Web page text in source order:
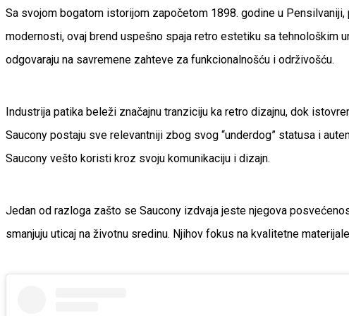
Sa svojom bogatom istorijom započetom 1898. godine u
modernosti, ovaj brend uspešno spaja retro estetiku sa tehnološkim
odgovaraju na savremene zahteve za funkcionalnošću i održivošću.
Industrija patika beleži značajnu tranziciju ka retro dizajnu, dok
Saucony postaju sve relevantniji zbog svog “underdog” statusa i
Saucony vešto koristi kroz svoju komunikaciju i dizajn.
Jedan od razloga zašto se Saucony izdvaja jeste njegova
smanjuju uticaj na životnu sredinu. Njihov fokus na kvalitetne